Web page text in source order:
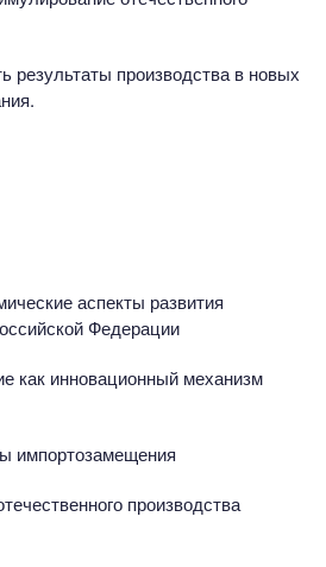
результаты производства в новых
аспекты развития
Федерации
как инновационный механизм
импортозамещения
производства